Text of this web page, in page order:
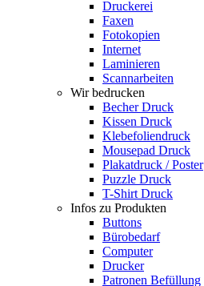
Druckerei
Faxen
Fotokopien
Internet
Laminieren
Scannarbeiten
Wir bedrucken
Becher Druck
Kissen Druck
Klebefoliendruck
Mousepad Druck
Plakatdruck / Poster
Puzzle Druck
T-Shirt Druck
Infos zu Produkten
Buttons
Bürobedarf
Computer
Drucker
Patronen Befüllung